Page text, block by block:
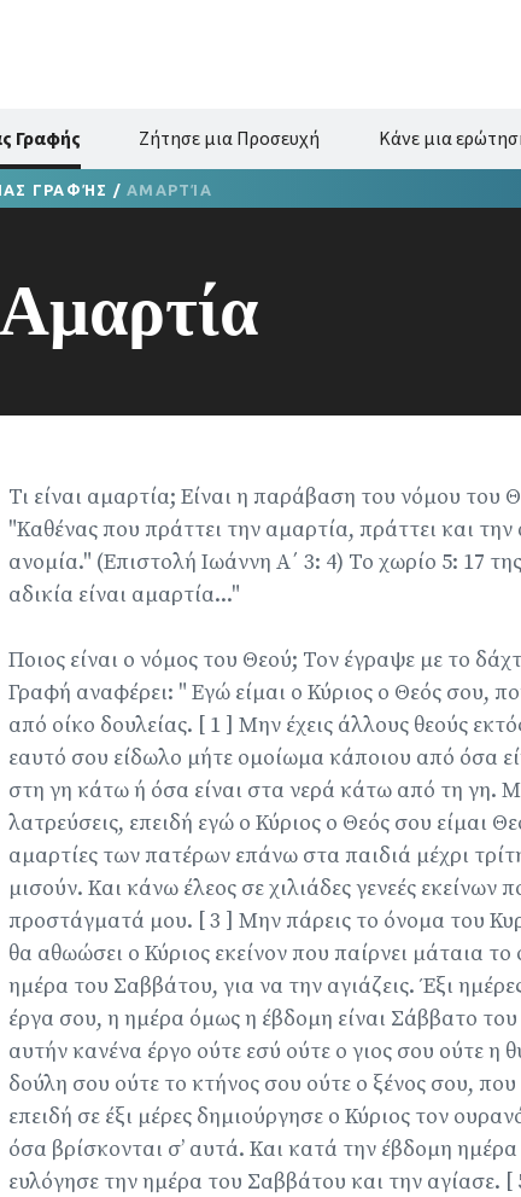
Γραφής Ζήτησε μια Προσευχή Κάνε μια
ΓΡΑΦΉΣ / ΑΜΑΡΤΊΑ
Αμαρτία
Τι είναι αμαρτία; Είναι η παράβαση του νόμου του
"Καθένας που πράττει την αμαρτία, πράττει και
ανομία." (Επιστολή Ιωάννη Α΄ 3: 4) Το χωρίο 5: 17
αδικία είναι αμαρτία..."
Ποιος είναι ο νόμος του Θεού; Τον έγραψε με το
Γραφή αναφέρει: " Εγώ είμαι ο Κύριος ο Θεός σου,
από οίκο δουλείας. [ 1 ] Μην έχεις άλλους θεούς
εαυτό σου είδωλο μήτε ομοίωμα κάποιου από όσα
στη γη κάτω ή όσα είναι στα νερά κάτω από τη γη.
λατρεύσεις, επειδή εγώ ο Κύριος ο Θεός σου είμαι
αμαρτίες των πατέρων επάνω στα παιδιά μέχρι
μισούν. Και κάνω έλεος σε χιλιάδες γενεές εκείνων
προστάγματά μου. [ 3 ] Μην πάρεις το όνομα του
θα αθωώσει ο Κύριος εκείνον που παίρνει μάταια
ημέρα του Σαββάτου, για να την αγιάζεις. Έξι
έργα σου, η ημέρα όμως η έβδομη είναι Σάββατο
αυτήν κανένα έργο ούτε εσύ ούτε ο γιος σου ούτε η
δούλη σου ούτε το κτήνος σου ούτε ο ξένος σου,
επειδή σε έξι μέρες δημιούργησε ο Κύριος τον
όσα βρίσκονται σ’ αυτά. Και κατά την έβδομη
ευλόγησε την ημέρα του Σαββάτου και την αγίασε.